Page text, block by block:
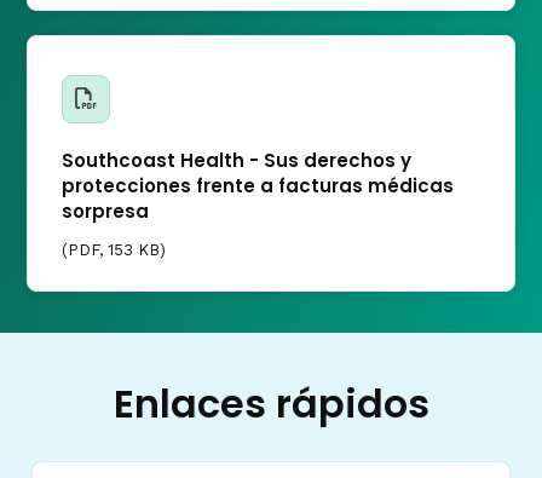
Southcoast Health - Sus derechos y
protecciones frente a facturas médicas
sorpresa
(PDF, 153 KB)
Enlaces rápidos